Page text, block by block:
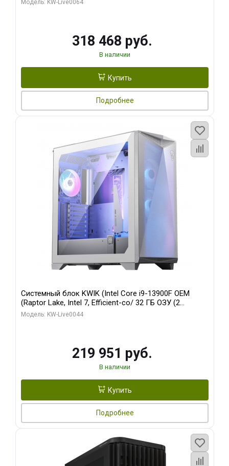
Модель: KW-Live0064
318 468 руб.
В наличии
Купить
Подробнее
Системный блок KWIK (Intel Core i9-13900F OEM
(Raptor Lake, Intel 7, Efficient-co/ 32 ГБ ОЗУ (2
модуля)/ Gigabyte RTX5070Ti AERO OC 16GB GDDR7
Модель: KW-Live0044
219 951 руб.
В наличии
Купить
Подробнее